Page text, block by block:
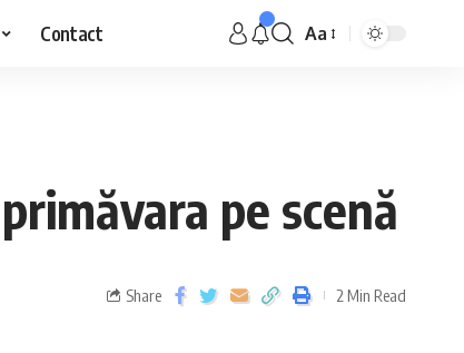
Contact Aa
pe scenă
Share 2 Min Read